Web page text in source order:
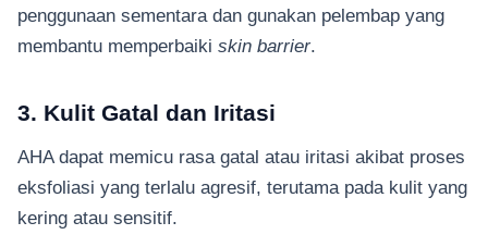
penggunaan sementara dan gunakan pelembap yang
membantu memperbaiki skin barrier.
3. Kulit Gatal dan Iritasi
AHA dapat memicu rasa gatal atau iritasi akibat proses
eksfoliasi yang terlalu agresif, terutama pada kulit yang
kering atau sensitif.